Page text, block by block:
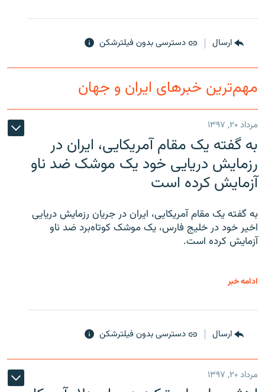
ارسال دسترسی بدون فیلترشکن
مهم‌ترین خبرهای ایران و جهان
مرداد ۲۰, ۱۳۹۷
به گفته یک مقام آمریکایی، ایران در
رزمایش دریایی خود یک موشک ضد ناو
آزمایش کرده است
به گفته یک مقام آمریکایی، ایران در جریان رزمایش دریایی
اخیر خود در خلیج فارس، یک موشک کوتاه‌برد ضد ناو
آزمایش کرده است.
ادامه خبر
ارسال دسترسی بدون فیلترشکن
مرداد ۲۰, ۱۳۹۷